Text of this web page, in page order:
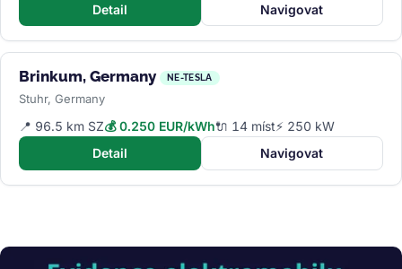
Detail
Navigovat
Brinkum, Germany NE-TESLA
Stuhr, Germany
📍 96.5 km SZ💰 0.250 EUR/kWh🔌 14 míst⚡ 250 kW
Detail
Navigovat
Obrázek